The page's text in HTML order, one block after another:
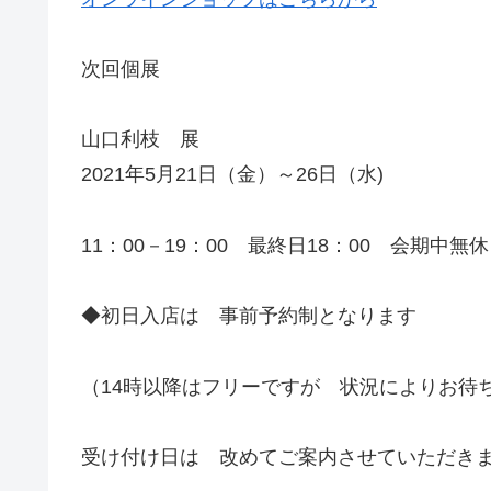
次回個展
山口利枝 展
2021年5月21日（金）～26日（水)
11：00－19：00 最終日18：00 会期中無休
◆初日入店は 事前予約制となります
（14時以降はフリーですが 状況によりお待
受け付け日は 改めてご案内させていただき